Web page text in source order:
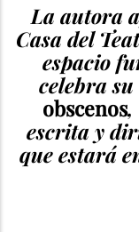
La autora
Casa del
espacio
celebra
obscenos,
escrita y
que estará